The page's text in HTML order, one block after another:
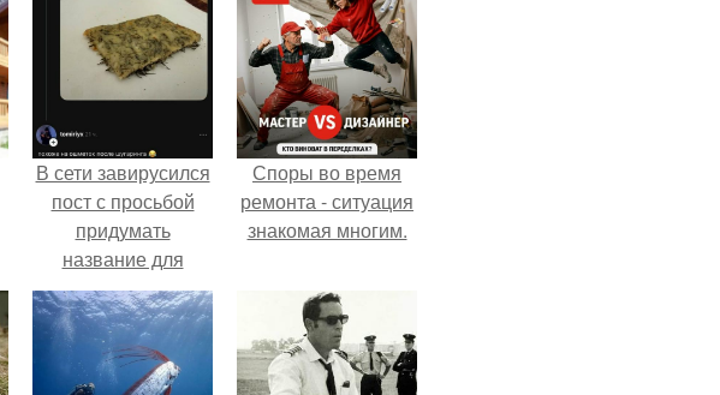
В сети завирусился
пост с просьбой
придумать
название для
домашней
запеканки.
Споры во время
ремонта - ситуация
знакомая многим.